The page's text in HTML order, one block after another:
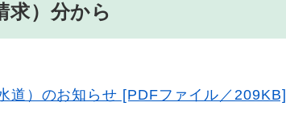
求）分から
道）のお知らせ [PDFファイル／209KB]